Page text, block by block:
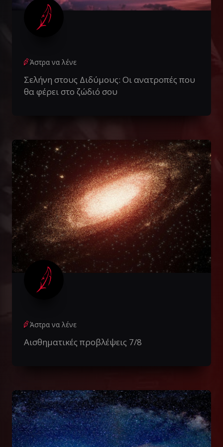
Άστρα να λένε
Σελήνη στους Διδύμους: Οι ανατροπές που
θα φέρει στο ζώδιό σου
Άστρα να λένε
Αισθηματικές προβλέψεις 7/8